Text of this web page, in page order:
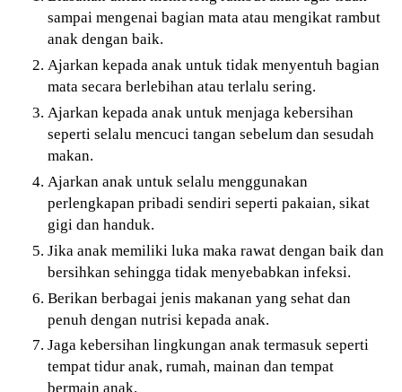
sampai mengenai bagian mata atau mengikat rambut
anak dengan baik.
Ajarkan kepada anak untuk tidak menyentuh bagian
mata secara berlebihan atau terlalu sering.
Ajarkan kepada anak untuk menjaga kebersihan
seperti selalu mencuci tangan sebelum dan sesudah
makan.
Ajarkan anak untuk selalu menggunakan
perlengkapan pribadi sendiri seperti pakaian, sikat
gigi dan handuk.
Jika anak memiliki luka maka rawat dengan baik dan
bersihkan sehingga tidak menyebabkan infeksi.
Berikan berbagai jenis makanan yang sehat dan
penuh dengan nutrisi kepada anak.
Jaga kebersihan lingkungan anak termasuk seperti
tempat tidur anak, rumah, mainan dan tempat
bermain anak.